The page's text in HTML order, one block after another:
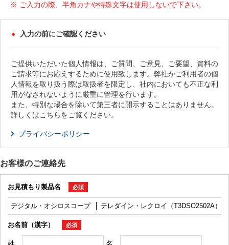
※ ご入力の際、半角カナや特殊文字は使用しないで下さい。
入力の前にご確認ください
ご提供いただいた個人情報は、ご質問、ご意見、ご要望、資料の
ご請求等にお応えするために使用致します。弊社がご利用者の個
人情報を取り扱う際は取扱者を限定し、社内においても不正な利
用がなされないように厳重に管理を行います。
また、特別な場合を除いて第三者に開示することはありません。
詳しくはこちらをご覧ください。
プライバシーポリシー
お客様のご連絡先
お見積もり製品名 必須
お名前（漢字） 必須